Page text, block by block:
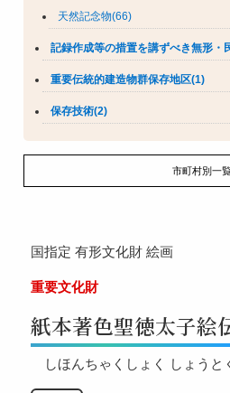
天然記念物(66)
記録作成等の措置を講ずべき無形・
重要伝統的建造物群保存地区(1)
保存技術(2)
市町村別一
国指定 有形文化財 絵画
重要文化財
紙本著色聖徳太子絵
しほんちゃくしょく しょうと